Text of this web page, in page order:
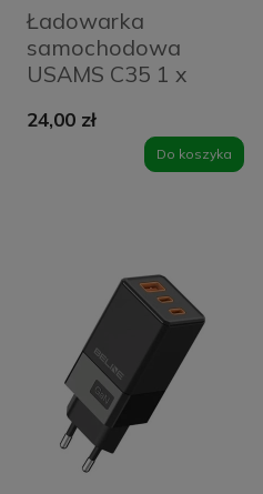
Ładowarka
samochodowa
USAMS C35 1 x
45 W Czarna -
24,00 zł
Do koszyka